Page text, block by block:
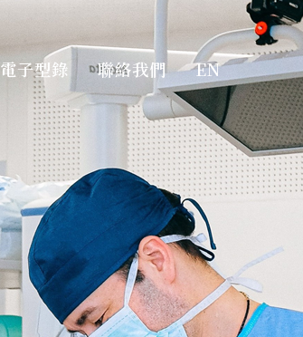
電子型錄 聯絡我們 EN